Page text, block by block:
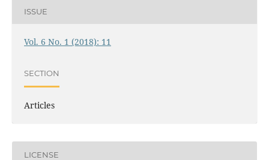
ISSUE
Vol. 6 No. 1 (2018): 11
SECTION
Articles
LICENSE